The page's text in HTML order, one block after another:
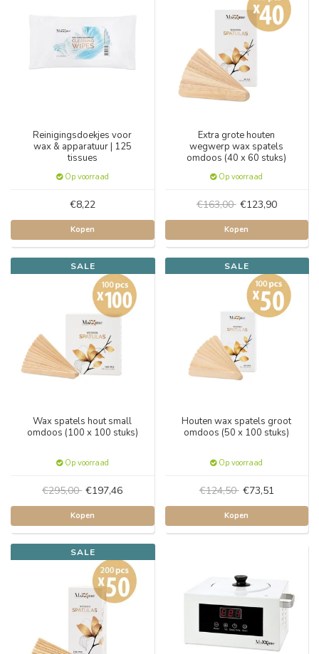
Reinigingsdoekjes voor
wax & apparatuur | 125
tissues
Op voorraad
€8,22
Kopen
Extra grote houten
wegwerp wax spatels
omdoos (40 x 60 stuks)
Op voorraad
€163,00 €123,90
Kopen
SALE
Wax spatels hout small
omdoos (100 x 100 stuks)
Op voorraad
€295,00 €197,46
Kopen
SALE
Houten wax spatels groot
omdoos (50 x 100 stuks)
Op voorraad
€124,50 €73,51
Kopen
SALE